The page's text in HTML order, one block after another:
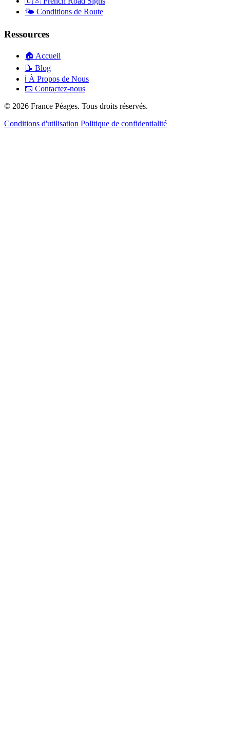
🌤️ Conditions de Route
Ressources
🏠 Accueil
📝 Blog
ℹ️ À Propos de Nous
📧 Contactez-nous
© 2026 France Péages. Tous droits réservés.
Conditions d'utilisation Politique de confidentialité